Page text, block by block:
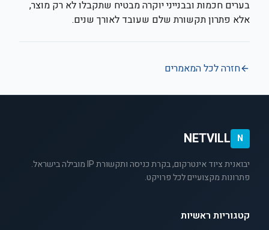
בערים חכמות ובבנייני יוקרה מבטיח שתקבלו לא רק מוצר,
אלא פתרון תקשורת שלם שעובד לאורך שנים.
חזרה לכל המאמרים
N
NETVILL
יבואנית ציוד אינטרקום, בקרת כניסה ותקשורת IP מובילה בישראל.
פתרונות מקצועיים לכל פרויקט.
קטגוריות ראשיות